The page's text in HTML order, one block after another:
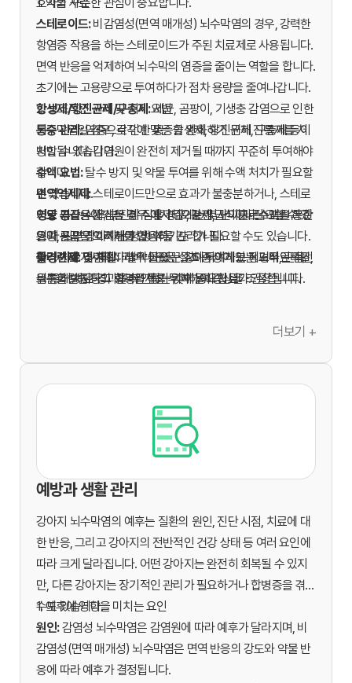
스테로이드:비감염성(면역 매개성) 뇌수막염의 경우, 강력한
항염증 작용을 하는 스테로이드가 주된 치료제로 사용됩니다.
면역 반응을 억제하여 뇌수막의 염증을 줄이는 역할을 합니다.
초기에는 고용량으로 투여하다가 점차 용량을 줄여나갑니다.
항생제/항진균제/구충제:세균, 곰팡이, 기생충 감염으로 인한
뇌수막염일 경우, 각각에 맞는 항생제, 항진균제, 구충제 등이
처방됩니다. 감염원이 완전히 제거될 때까지 꾸준히 투여해야
합니다.
면역억제제:스테로이드만으로 효과가 불충분하거나, 스테로
이드 부작용이 심할 경우 아자티오프린, 사이클로스포린과 같
은 다른 면역억제제를 병용하기도 합니다.
항경련제:경련이나 발작이 있는 강아지에게는 페노바르비탈,
브롬화칼륨 등의 항경련제를 투여하여 증상을 조절합니다.
2. 보조적인 관리 및 지지 요법
통증 관리:염증으로 인한 통증을 완화하기 위해 진통제를 처
방할 수 있습니다.
수액 요법:탈수 방지 및 약물 투여를 위해 수액 처치가 필요할
수 있습니다.
영양 공급:식욕 부진이 심할 경우, 강제 급식이나 수액을 통한
영양 공급을 고려해야 합니다.
물리 치료 및 재활:마비나 운동 실조 증상이 있는 경우, 근육
위축을 방지하고 회복을 돕기 위해 물리 치료가 권장됩니다.
치료 기간은 짧게는 몇 주에서 길게는 몇 년까지 필요할 수 있
으며, 일부 강아지는 평생 약물 관리가 필요할 수도 있습니다.
수의사의 지시에 따라 약물을 꾸준히 투여하고 정기적인 검진
을 통해 치료 경과를 확인하는 것이 중요합니다.
더보기 +
예방과 생활 관리
강아지 뇌수막염의 예후는 질환의 원인, 진단 시점, 치료에 대
한 반응, 그리고 강아지의 전반적인 건강 상태 등 여러 요인에
따라 크게 달라집니다. 어떤 강아지는 완전히 회복될 수 있지
만, 다른 강아지는 장기적인 관리가 필요하거나 합병증을 겪을
수도 있습니다.
1. 예후에 영향을 미치는 요인
원인:감염성 뇌수막염은 감염원에 따라 예후가 달라지며, 비
감염성(면역 매개성) 뇌수막염은 면역 반응의 강도와 약물 반
응에 따라 예후가 결정됩니다.